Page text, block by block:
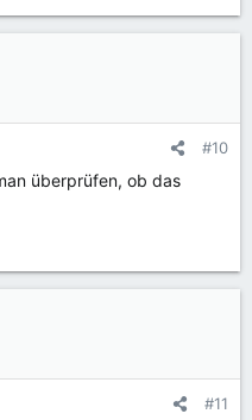
#10
überprüfen, ob das
#11